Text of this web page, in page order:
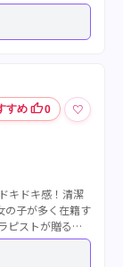
すめ thumb_up0 ♡
キドキ感！清潔
の子が多く在籍す
ピストが贈るス
い。